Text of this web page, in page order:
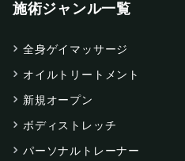
施術ジャンル一覧
全身ゲイマッサージ
オイルトリートメント
新規オープン
ボディストレッチ
パーソナルトレーナー